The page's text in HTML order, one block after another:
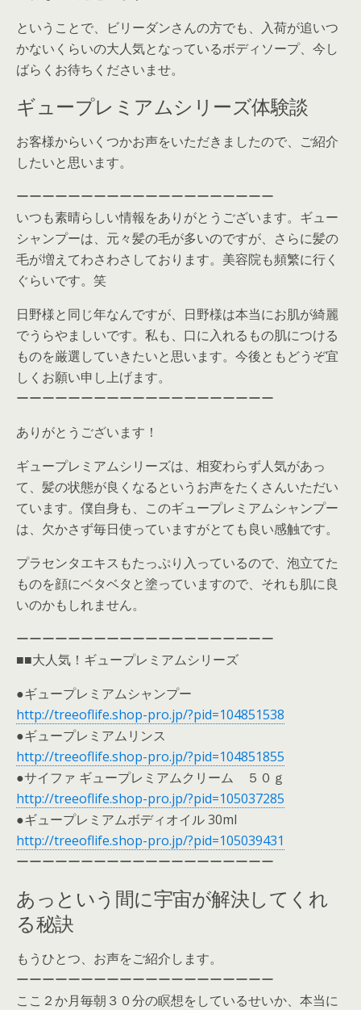
ということで、ビリーダンさんの方でも、入荷が追いつ
かないくらいの大人気となっているボディソープ、今し
ばらくお待ちくださいませ。
ギュープレミアムシリーズ体験談
お客様からいくつかお声をいただきましたので、ご紹介
したいと思います。
ーーーーーーーーーーーーーーーーーーーー
いつも素晴らしい情報をありがとうございます。ギュー
シャンプーは、元々髪の毛が多いのですが、さらに髪の
毛が増えてわさわさしております。美容院も頻繁に行く
ぐらいです。笑
日野様と同じ年なんですが、日野様は本当にお肌が綺麗
でうらやましいです。私も、口に入れるもの肌につける
ものを厳選していきたいと思います。今後ともどうぞ宜
しくお願い申し上げます。
ーーーーーーーーーーーーーーーーーーーー
ありがとうございます！
ギュープレミアムシリーズは、相変わらず人気があっ
て、髪の状態が良くなるというお声をたくさんいただい
ています。僕自身も、このギュープレミアムシャンプー
は、欠かさず毎日使っていますがとても良い感触です。
プラセンタエキスもたっぷり入っているので、泡立てた
ものを顔にベタベタと塗っていますので、それも肌に良
いのかもしれません。
ーーーーーーーーーーーーーーーーーーーー
■■大人気！ギュープレミアムシリーズ
●ギュープレミアムシャンプー
http://treeoflife.shop-pro.jp/?pid=104851538
●ギュープレミアムリンス
http://treeoflife.shop-pro.jp/?pid=104851855
●サイファ ギュープレミアムクリーム ５０ｇ
http://treeoflife.shop-pro.jp/?pid=105037285
●ギュープレミアムボディオイル 30ml
http://treeoflife.shop-pro.jp/?pid=105039431
ーーーーーーーーーーーーーーーーーーーー
あっという間に宇宙が解決してくれ
る秘訣
もうひとつ、お声をご紹介します。
ーーーーーーーーーーーーーーーーーーーー
ここ２か月毎朝３０分の瞑想をしているせいか、本当に